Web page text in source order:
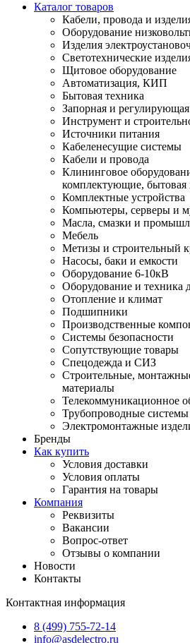
Каталог товаров
Кабели, провода и
Оборудование
Изделия
Светотехнические
Щитовое оборудование
Автоматизация, КИП
Бытовая техника
Запорная и регулирующая
Инструмент и
Источники питания
Кабеленесущие системы
Кабели и провода
Клининговое
комплектующие, бытовая
Комплектные устройства
Компьютеры, серверы и
Масла, смазки и
Мебель
Метизы и строительный
Насосы, баки и емкости
Оборудование 6-10кВ
Оборудование и техника
Отопление и климат
Подшипники
Производственные
Системы безопасности
Сопутствующие товары
Спецодежда и СИЗ
Строительные,
материалы
Телекоммуникационное
Трубопроводные системы
Электромонтажные
Бренды
Как купить
Условия доставки
Условия оплаты
Гарантия на товары
Компания
Реквизиты
Вакансии
Вопрос-ответ
Отзывы о компании
Новости
Контакты
Контактная информация
8 (499) 755-72-14
info@asdelectro.ru